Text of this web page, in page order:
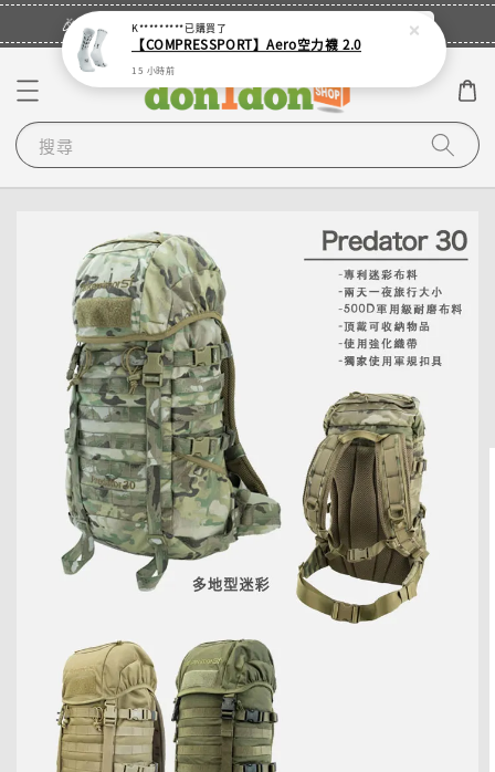
🎉登入會員・領取您的專屬折扣券！ 立即登入
搜尋
K*********已購買了
【COMPRESSPORT】Aero空力襪 2.0
15 小時前